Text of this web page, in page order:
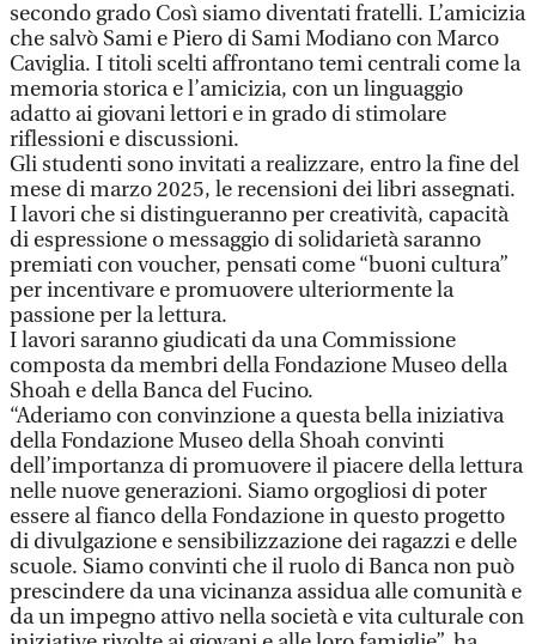
secondo grado Così siamo diventati fratelli. L’amicizia
che salvò Sami e Piero di Sami Modiano con Marco
Caviglia. I titoli scelti affrontano temi centrali come la
memoria storica e l’amicizia, con un linguaggio
adatto ai giovani lettori e in grado di stimolare
riflessioni e discussioni.
Gli studenti sono invitati a realizzare, entro la fine del
mese di marzo 2025, le recensioni dei libri assegnati.
I lavori che si distingueranno per creatività, capacità
di espressione o messaggio di solidarietà saranno
premiati con voucher, pensati come “buoni cultura”
per incentivare e promuovere ulteriormente la
passione per la lettura.
I lavori saranno giudicati da una Commissione
composta da membri della Fondazione Museo della
Shoah e della Banca del Fucino.
“Aderiamo con convinzione a questa bella iniziativa
della Fondazione Museo della Shoah convinti
dell’importanza di promuovere il piacere della lettura
nelle nuove generazioni. Siamo orgogliosi di poter
essere al fianco della Fondazione in questo progetto
di divulgazione e sensibilizzazione dei ragazzi e delle
scuole. Siamo convinti che il ruolo di Banca non può
prescindere da una vicinanza assidua alle comunità e
da un impegno attivo nella società e vita culturale con